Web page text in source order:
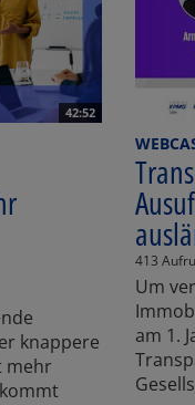
42:52
knappere
mehr
413
Um
am 1.